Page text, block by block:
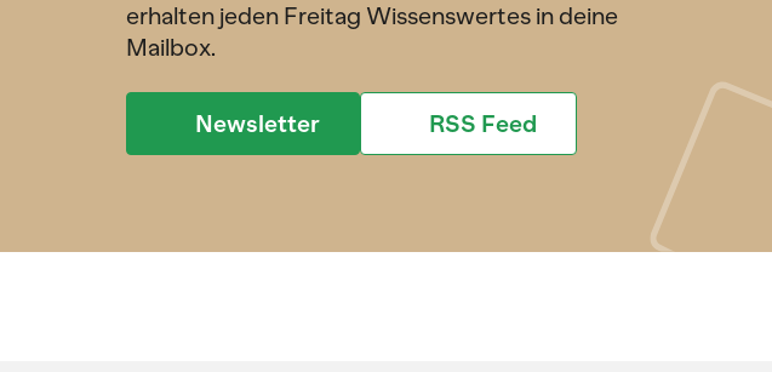
erhalten jeden Freitag Wissenswertes in deine
Mailbox.
Newsletter RSS Feed